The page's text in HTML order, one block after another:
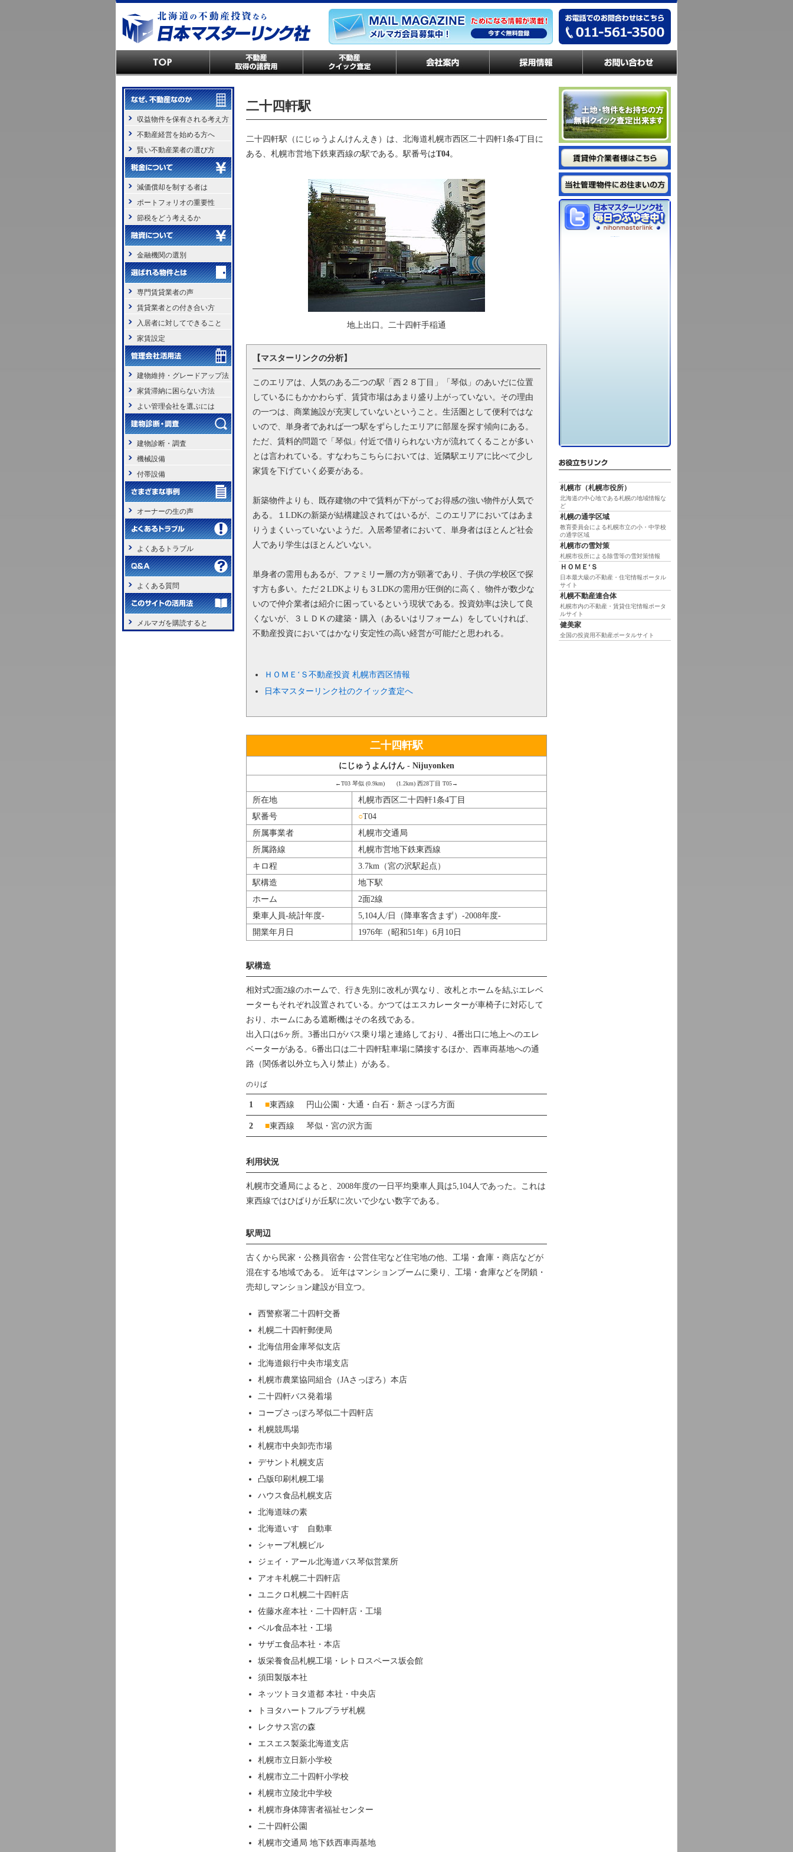
収益物件を保有される考え方
不動産経営を始める方へ
賢い不動産業者の選び方
減価償却を制する者は
ポートフォリオの重要性
節税をどう考えるか
金融機関の選別
専門賃貸業者の声
賃貸業者との付き合い方
入居者に対してできること
家賃設定
建物維持・グレードアップ法
家賃滞納に困らない方法
よい管理会社を選ぶには
建物診断・調査
機械設備
付帯設備
オーナーの生の声
よくあるトラブル
よくある質問
メルマガを購読すると
二十四軒駅
二十四軒駅（にじゅうよんけんえき）は、北海道札幌市西区二十四軒1条4丁目に
ある、札幌市営地下鉄東西線の駅である。駅番号はT04。
地上出口。二十四軒手稲通
【マスターリンクの分析】
このエリアは、人気のある二つの駅「西２８丁目」「琴似」のあいだに位置
しているにもかかわらず、賃貸市場はあまり盛り上がっていない。その理由
の一つは、商業施設が充実していないということ。生活圏として便利ではな
いので、単身者であれば一つ駅をずらしたエリアに部屋を探す傾向にある。
ただ、賃料的問題で「琴似」付近で借りられない方が流れてくることが多い
とは言われている。すなわちこちらにおいては、近隣駅エリアに比べて少し
家賃を下げていく必要がある。
新築物件よりも、既存建物の中で賃料が下がってお得感の強い物件が人気で
ある。１LDKの新築が結構建設されてはいるが、このエリアにおいてはあま
りうまくいっていないようだ。入居希望者において、単身者はほとんど社会
人であり学生はほとんどいない。
単身者の需用もあるが、ファミリー層の方が顕著であり、子供の学校区で探
す方も多い。ただ２LDKよりも３LDKの需用が圧倒的に高く、物件が数少な
いので仲介業者は紹介に困っているという現状である。投資効率は決して良
くないが、３ＬＤＫの建築・購入（あるいはリフォーム）をしていければ、
不動産投資においてはかなり安定性の高い経営が可能だと思われる。
ＨＯＭＥ‘Ｓ不動産投資 札幌市西区情報
日本マスターリンク社のクイック査定へ
二十四軒駅
にじゅうよんけん - Nijuyonken
←T03 琴似 (0.9km) (1.2km) 西28丁目 T05→
所在地
札幌市西区二十四軒1条4丁目
駅番号
○T04
所属事業者
札幌市交通局
所属路線
札幌市営地下鉄東西線
キロ程
3.7km（宮の沢駅起点）
駅構造
地下駅
ホーム
2面2線
乗車人員-統計年度-
5,104人/日（降車客含まず）-2008年度-
開業年月日
1976年（昭和51年）6月10日
駅構造
相対式2面2線のホームで、行き先別に改札が異なり、改札とホームを結ぶエレベ
ーターもそれぞれ設置されている。かつてはエスカレーターが車椅子に対応して
おり、ホームにある遮断機はその名残である。
出入口は6ヶ所。3番出口がバス乗り場と連絡しており、4番出口に地上へのエレ
ベーターがある。6番出口は二十四軒駐車場に隣接するほか、西車両基地への通
路（関係者以外立ち入り禁止）がある。
のりば
1 ■東西線 円山公園・大通・白石・新さっぽろ方面
2 ■東西線 琴似・宮の沢方面
利用状況
札幌市交通局によると、2008年度の一日平均乗車人員は5,104人であった。これは
東西線ではひばりが丘駅に次いで少ない数字である。
駅周辺
古くから民家・公務員宿舎・公営住宅など住宅地の他、工場・倉庫・商店などが
混在する地域である。 近年はマンションブームに乗り、工場・倉庫などを閉鎖・
売却しマンション建設が目立つ。
西警察署二十四軒交番
札幌二十四軒郵便局
北海信用金庫琴似支店
北海道銀行中央市場支店
札幌市農業協同組合（JAさっぽろ）本店
二十四軒バス発着場
コープさっぽろ琴似二十四軒店
札幌競馬場
札幌市中央卸売市場
デサント札幌支店
凸版印刷札幌工場
ハウス食品札幌支店
北海道味の素
北海道いすゞ自動車
シャープ札幌ビル
ジェイ・アール北海道バス琴似営業所
アオキ札幌二十四軒店
ユニクロ札幌二十四軒店
佐藤水産本社・二十四軒店・工場
ベル食品本社・工場
サザエ食品本社・本店
坂栄養食品札幌工場・レトロスペース坂会館
須田製版本社
ネッツトヨタ道都 本社・中央店
トヨタハートフルプラザ札幌
レクサス宮の森
エスエス製薬北海道支店
札幌市立日新小学校
札幌市立二十四軒小学校
札幌市立陵北中学校
札幌市身体障害者福祉センター
二十四軒公園
札幌市交通局 地下鉄西車両基地
札幌市（札幌市役所）
北海道の中心地である札幌の地域情報な
ど
札幌の通学区域
教育委員会による札幌市立の小・中学校
の通学区域
札幌市の雪対策
札幌市役所による除雪等の雪対策情報
ＨＯＭＥ‘Ｓ
日本最大級の不動産・住宅情報ポータル
サイト
札幌不動産連合体
札幌市内の不動産・賃貸住宅情報ポータ
ルサイト
健美家
全国の投資用不動産ポータルサイト